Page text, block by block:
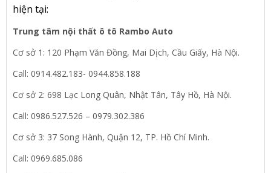
hiện tại:
Trung tâm nội thất ô tô Rambo Auto
Cơ sở 1: 120 Phạm Văn Đồng, Mai Dịch, Cầu Giấy, Hà Nội.
Call: 0914.482.183- 0944.858.188
Cơ sở 2: 698 Lạc Long Quân, Nhật Tân, Tây Hồ, Hà Nội.
Call: 0986.527.526 – 0979.302.386
Cơ sở 3: 37 Song Hành, Quận 12, TP. Hồ Chí Minh.
Call: 0969.685.086